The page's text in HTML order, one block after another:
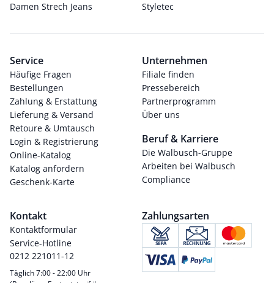
Damen Strech Jeans
Styletec
Service
Häufige Fragen
Bestellungen
Zahlung & Erstattung
Lieferung & Versand
Retoure & Umtausch
Login & Registrierung
Online-Katalog
Katalog anfordern
Geschenk-Karte
Unternehmen
Filiale finden
Pressebereich
Partnerprogramm
Über uns
Beruf & Karriere
Die Walbusch-Gruppe
Arbeiten bei Walbusch
Compliance
Kontakt
Kontaktformular
Service-Hotline
0212 221011-12
Täglich 7:00 - 22:00 Uhr
Zahlungsarten